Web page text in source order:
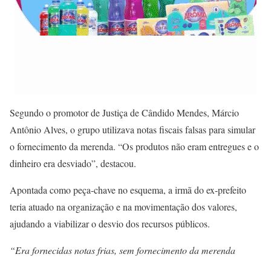
Segundo o promotor de Justiça de Cândido Mendes, Márcio
Antônio Alves, o grupo utilizava notas fiscais falsas para simular
o fornecimento da merenda. “Os produtos não eram entregues e o
dinheiro era desviado”, destacou.
Apontada como peça-chave no esquema, a irmã do ex-prefeito
teria atuado na organização e na movimentação dos valores,
ajudando a viabilizar o desvio dos recursos públicos.
“Era fornecidas notas frias, sem fornecimento da merenda